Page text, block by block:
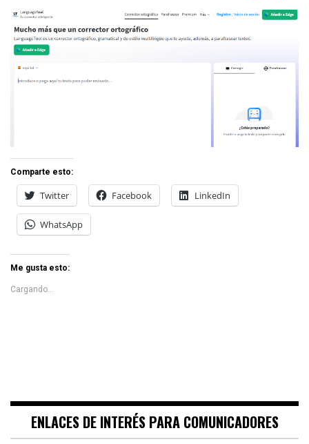
Comparte esto:
Twitter Facebook LinkedIn
WhatsApp
Me gusta esto:
Cargando...
ENLACES DE INTERÉS PARA COMUNICADORES